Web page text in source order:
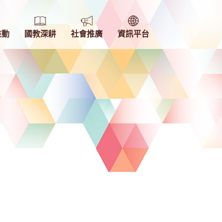
動 國教深耕 社會推廣 資訊平台